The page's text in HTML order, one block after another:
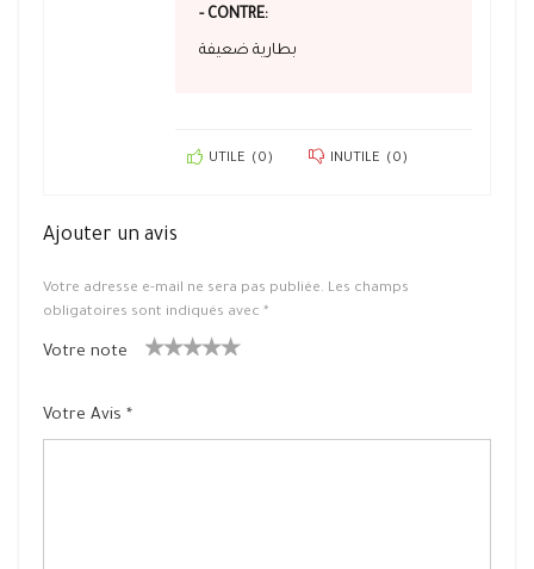
- CONTRE:
بطارية ضعيفة
UTILE (0) INUTILE (0)
Ajouter un avis
Votre adresse e-mail ne sera pas publiée. Les champs
obligatoires sont indiqués avec *
Votre note
oil
sur
Votre Avis *